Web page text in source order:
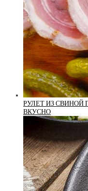
РУЛЕТ ИЗ СВИНОЙ
ВКУСНО